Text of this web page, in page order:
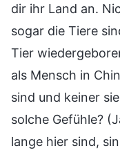
dir ihr Land an.
sogar die Tiere
Tier
als Mensch in
sind und keiner
solche Gefühle?
lange hier sind,